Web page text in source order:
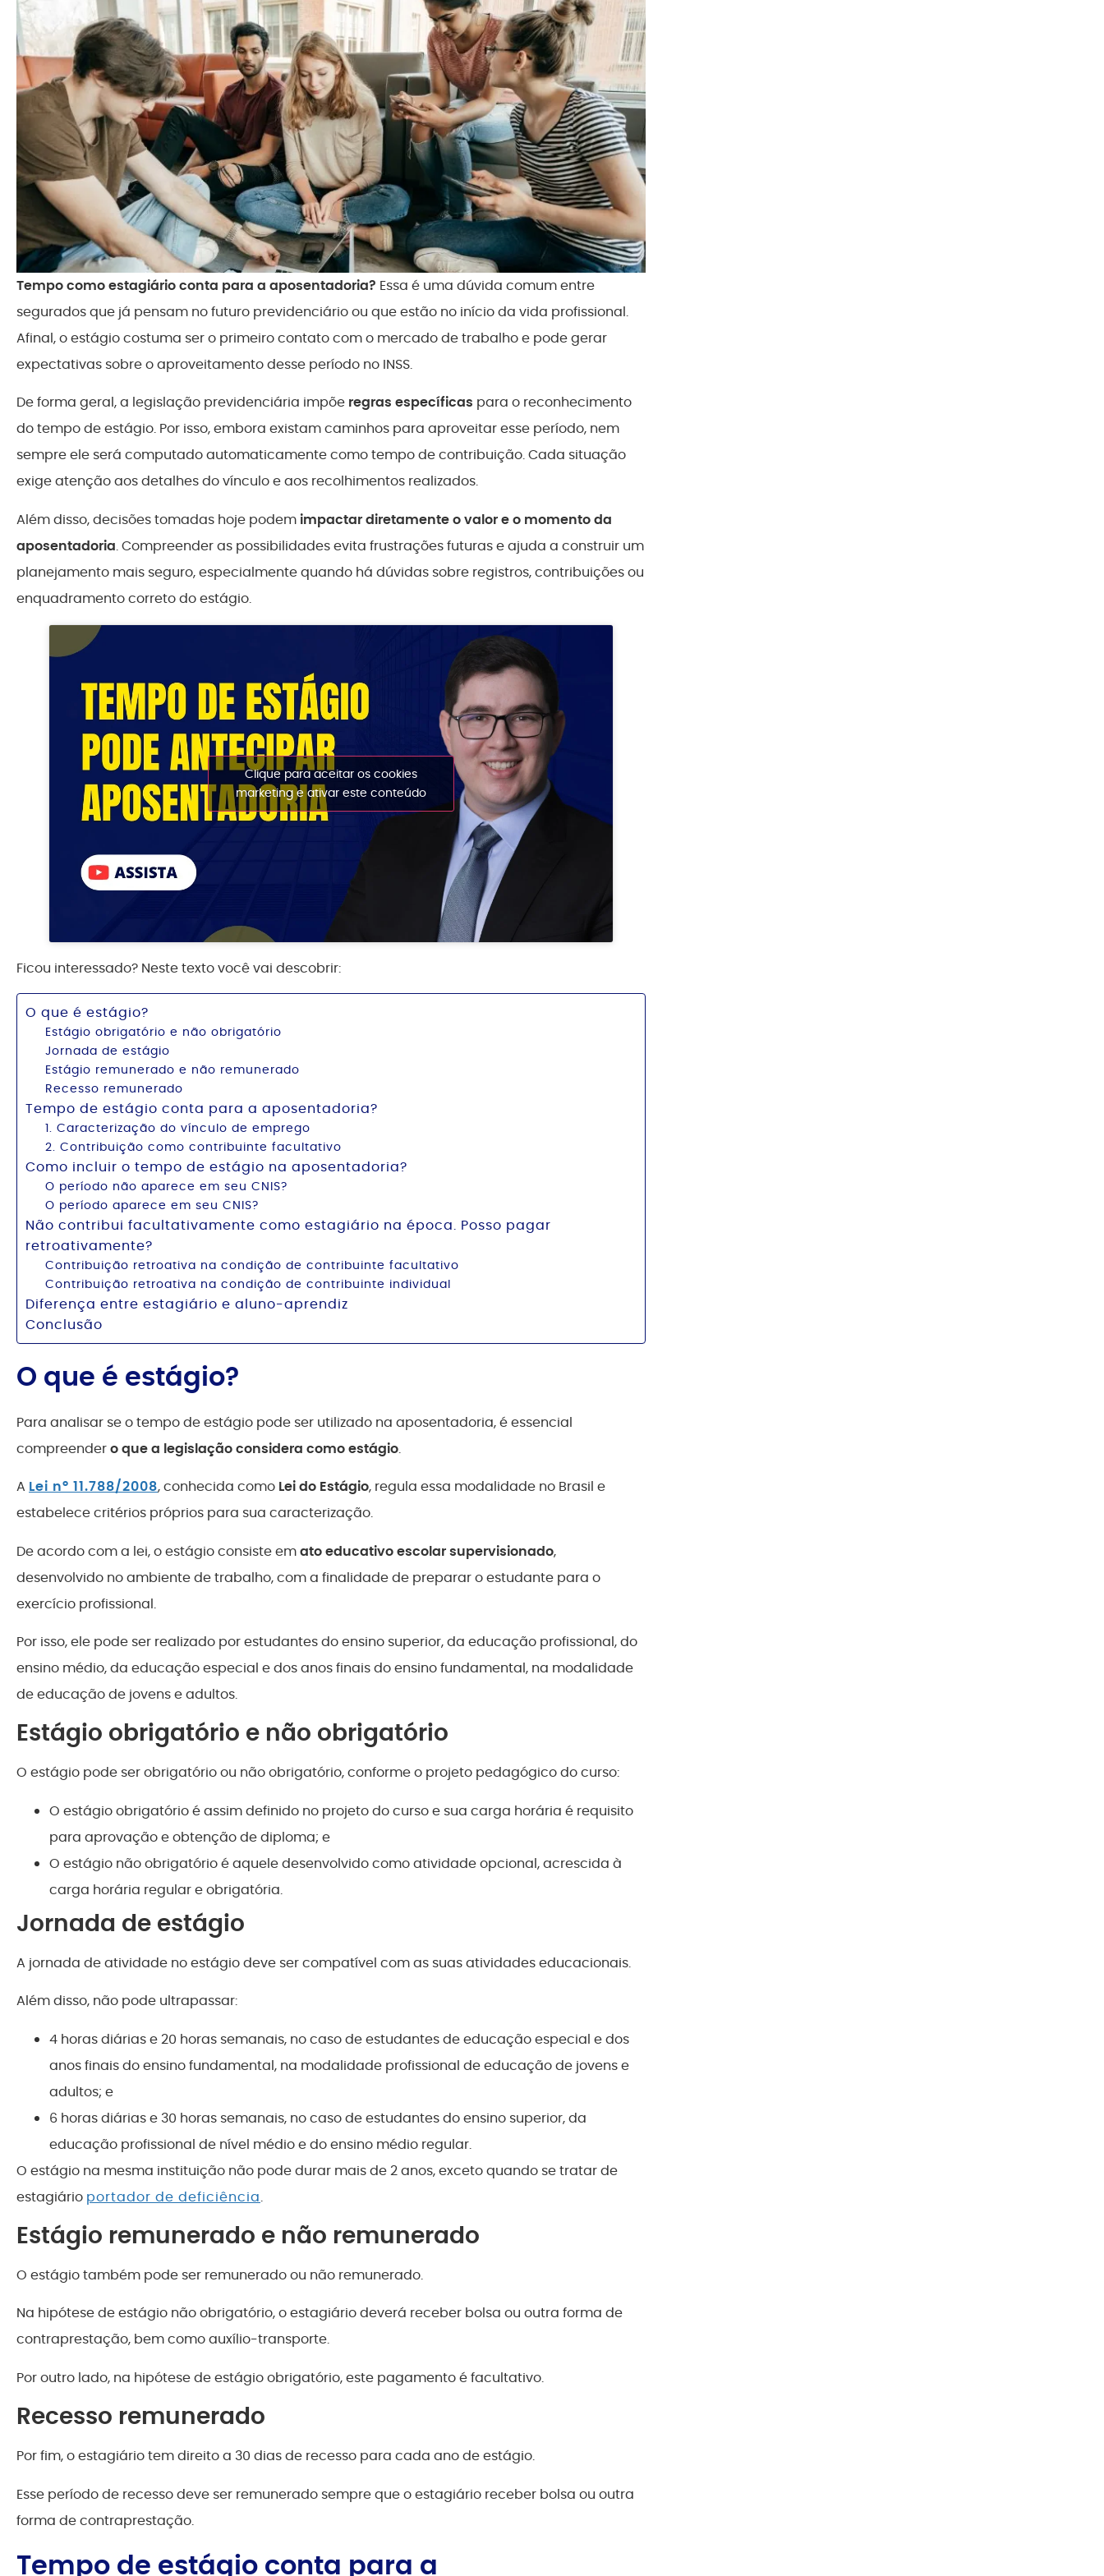
Tempo como estagiário conta para a aposentadoria? Essa é uma dúvida comum entre
segurados que já pensam no futuro previdenciário ou que estão no início da vida profissional.
Afinal, o estágio costuma ser o primeiro contato com o mercado de trabalho e pode gerar
expectativas sobre o aproveitamento desse período no INSS.
De forma geral, a legislação previdenciária impõe regras específicas para o reconhecimento
do tempo de estágio. Por isso, embora existam caminhos para aproveitar esse período, nem
sempre ele será computado automaticamente como tempo de contribuição. Cada situação
exige atenção aos detalhes do vínculo e aos recolhimentos realizados.
Além disso, decisões tomadas hoje podem impactar diretamente o valor e o momento da
aposentadoria. Compreender as possibilidades evita frustrações futuras e ajuda a construir um
planejamento mais seguro, especialmente quando há dúvidas sobre registros, contribuições ou
enquadramento correto do estágio.
Clique para aceitar os cookies
marketing e ativar este conteúdo
Ficou interessado? Neste texto você vai descobrir:
O que é estágio?
Estágio obrigatório e não obrigatório
Jornada de estágio
Estágio remunerado e não remunerado
Recesso remunerado
Tempo de estágio conta para a aposentadoria?
1. Caracterização do vínculo de emprego
2. Contribuição como contribuinte facultativo
Como incluir o tempo de estágio na aposentadoria?
O período não aparece em seu CNIS?
O período aparece em seu CNIS?
Não contribui facultativamente como estagiário na época. Posso pagar
retroativamente?
Contribuição retroativa na condição de contribuinte facultativo
Contribuição retroativa na condição de contribuinte individual
Diferença entre estagiário e aluno-aprendiz
Conclusão
O que é estágio?
Para analisar se o tempo de estágio pode ser utilizado na aposentadoria, é essencial
compreendero que a legislação considera como estágio.
A Lei nº 11.788/2008, conhecida como Lei do Estágio, regula essa modalidade no Brasil e
estabelece critérios próprios para sua caracterização.
De acordo com a lei, o estágio consiste emato educativo escolar supervisionado,
desenvolvido no ambiente de trabalho, com a finalidade de preparar o estudante para o
exercício profissional.
Por isso, ele pode ser realizado por estudantes do ensino superior, da educação profissional, do
ensino médio, da educação especial e dos anos finais do ensino fundamental, na modalidade
de educação de jovens e adultos.
Estágio obrigatório e não obrigatório
O estágio pode ser obrigatório ou não obrigatório, conforme o projeto pedagógico do curso:
O estágio obrigatório é assim definido no projeto do curso e sua carga horária é requisito
para aprovação e obtenção de diploma; e
O estágio não obrigatório é aquele desenvolvido como atividade opcional, acrescida à
carga horária regular e obrigatória.
Jornada de estágio
A jornada de atividade no estágio deve ser compatível com as suas atividades educacionais.
Além disso, não pode ultrapassar:
4 horas diárias e 20 horas semanais, no caso de estudantes de educação especial e dos
anos finais do ensino fundamental, na modalidade profissional de educação de jovens e
adultos; e
6 horas diárias e 30 horas semanais, no caso de estudantes do ensino superior, da
educação profissional de nível médio e do ensino médio regular.
O estágio na mesma instituição não pode durar mais de 2 anos, exceto quando se tratar de
estagiário portador de deficiência.
Estágio remunerado e não remunerado
O estágio também pode ser remunerado ou não remunerado.
Na hipótese de estágio não obrigatório, o estagiário deverá receber bolsa ou outra forma de
contraprestação, bem como auxílio-transporte.
Por outro lado, na hipótese de estágio obrigatório, este pagamento é facultativo.
Recesso remunerado
Por fim, o estagiário tem direito a 30 dias de recesso para cada ano de estágio.
Esse período de recesso deve ser remunerado sempre que o estagiário receber bolsa ou outra
forma de contraprestação.
Tempo de estágio conta para a